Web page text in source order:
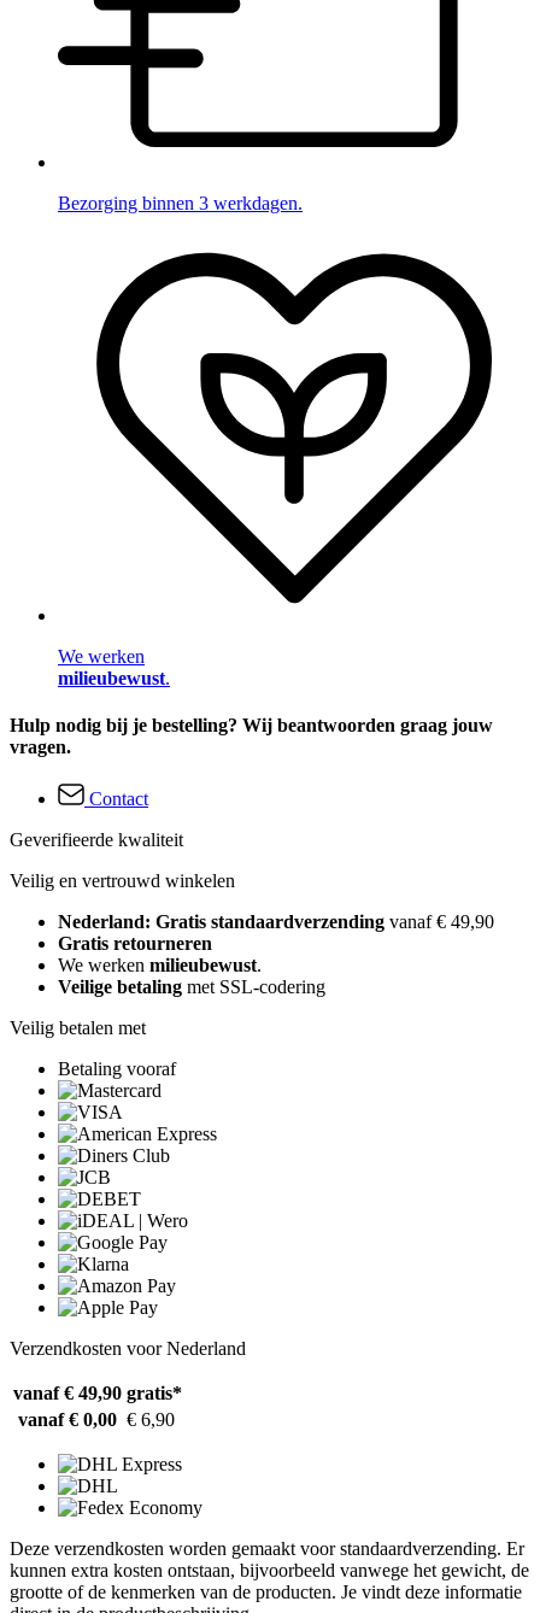
Bezorging binnen 3 werkdagen.
We werken
milieubewust.
Hulp nodig bij je bestelling? Wij beantwoorden graag jouw
vragen.
Contact
Geverifieerde kwaliteit
Veilig en vertrouwd winkelen
Nederland: Gratis standaardverzending vanaf € 49,90
Gratis retourneren
We werken milieubewust.
Veilige betaling met SSL-codering
Veilig betalen met
Betaling vooraf
Verzendkosten voor Nederland
vanaf € 49,90 gratis*
vanaf € 0,00 € 6,90
Deze verzendkosten worden gemaakt voor standaardverzending. Er
kunnen extra kosten ontstaan, bijvoorbeeld vanwege het gewicht, de
grootte of de kenmerken van de producten. Je vindt deze informatie